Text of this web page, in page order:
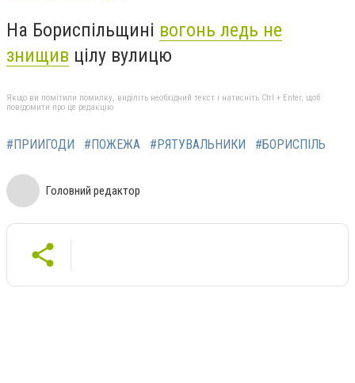
На Бориспільщині вогонь ледь не
знищив цілу вулицю
Якщо ви помітили помилку, виділіть необхідний текст і натисніть Ctrl + Enter, щоб
повідомити про це редакцію
#ПРИИГОДИ #ПОЖЕЖА #РЯТУВАЛЬНИКИ #БОРИСПІЛЬ
Головний редактор